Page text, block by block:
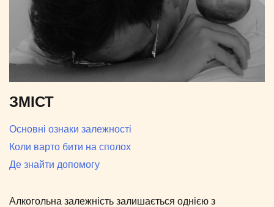
ЗМІСТ
Основні ознаки залежності
Коли варто бити на сполох
Де знайти допомогу
Алкогольна залежність залишається однією з